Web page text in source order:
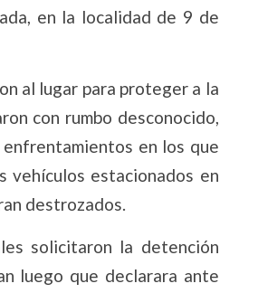
en la localidad de 9 de
al lugar para proteger a la
con rumbo desconocido,
en los que
vehículos estacionados en
destrozados.
solicitaron la detención
luego que declarara ante